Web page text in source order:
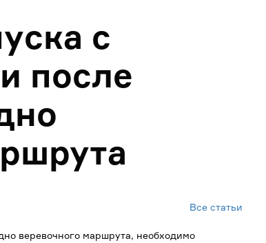
с
после
Все статьи
веревочного маршрута, необходимо